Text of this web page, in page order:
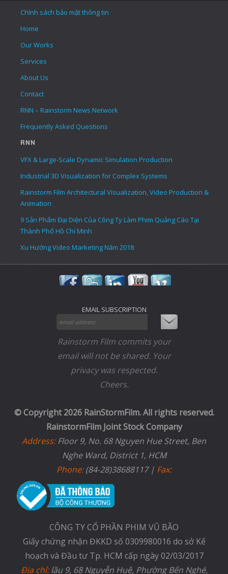
Chính sách bảo mật thông tin
Home
Our Works
Services
About Us
Contact
RNN – Rainstorm News Network
Frequently Asked Questions
RNN
VFX & Large-Scale Dynamic Simulation Production
Industrial 3D Visualization for Complex Systems
Rainstorm Film Architectural Visualization, Video Production &
Animation
9 Sản Phẩm Đại Diện Của Công Ty Làm Phim Quảng Cáo Tại
Thành Phố Hồ Chí Minh
Xu Hướng Video Marketing Năm 2018
EMAIL SUBSCRIPTION
Rainstorm Film commits your
email will not be shared. Your
privacy was respected.
Cheers.
© Copyright 2026 RainStormFilm. All rights reserved.
RainstormFilm Joint Stock Company
Address:Floor 9, No. 68 Nguyen Hue Street, Ben
Nghe Ward, District 1, HCM
Phone:(84-28)38688117 | Fax:
CÔNG TY CỔ PHẦN PHIM VŨ BÃO
Giấy chứng nhận ĐKKD số 0309980016 do sở Kế
hoạch và Đầu tư Tp. HCM cấp ngày 02/03/2017
Địa chỉ:lầu 9, 68 Nguyễn Huệ, Phường Bến Nghé,